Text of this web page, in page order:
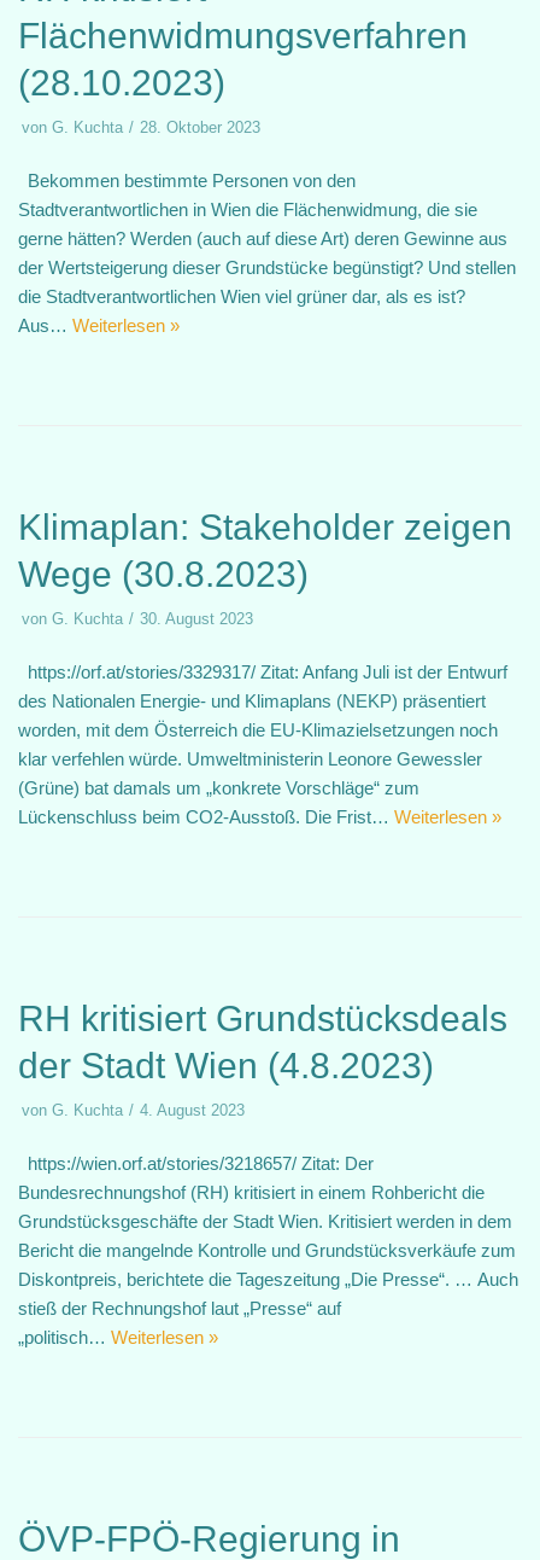
Flächenwidmungsverfahren
(28.10.2023)
von G. Kuchta 28. Oktober 2023
Bekommen bestimmte Personen von den
Stadtverantwortlichen in Wien die Flächenwidmung, die sie
gerne hätten? Werden (auch auf diese Art) deren Gewinne aus
der Wertsteigerung dieser Grundstücke begünstigt? Und stellen
die Stadtverantwortlichen Wien viel grüner dar, als es ist?
Aus… Weiterlesen »
Klimaplan: Stakeholder zeigen
Wege (30.8.2023)
von G. Kuchta 30. August 2023
https://orf.at/stories/3329317/ Zitat: Anfang Juli ist der Entwurf
des Nationalen Energie- und Klimaplans (NEKP) präsentiert
worden, mit dem Österreich die EU-Klimazielsetzungen noch
klar verfehlen würde. Umweltministerin Leonore Gewessler
(Grüne) bat damals um „konkrete Vorschläge“ zum
Lückenschluss beim CO2-Ausstoß. Die Frist… Weiterlesen »
RH kritisiert Grundstücksdeals
der Stadt Wien (4.8.2023)
von G. Kuchta 4. August 2023
https://wien.orf.at/stories/3218657/ Zitat: Der
Bundesrechnungshof (RH) kritisiert in einem Rohbericht die
Grundstücksgeschäfte der Stadt Wien. Kritisiert werden in dem
Bericht die mangelnde Kontrolle und Grundstücksverkäufe zum
Diskontpreis, berichtete die Tageszeitung „Die Presse“. … Auch
stieß der Rechnungshof laut „Presse“ auf
„politisch… Weiterlesen »
ÖVP-FPÖ-Regierung in